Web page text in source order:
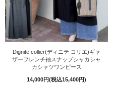
Dignite collier(ディニテ コリエ)ギャ
ザーフレンチ袖スナップシャカシャ
カシャツワンピース
14,000円(税込15,400円)